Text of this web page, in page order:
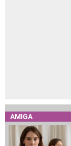
AMIGA